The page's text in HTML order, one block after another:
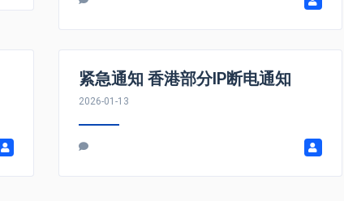
紧急通知 香港部分IP断电通知
2026-01-13